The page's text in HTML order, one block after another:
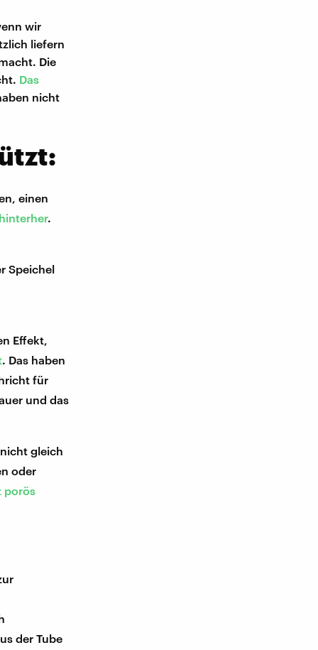
wir
liefern
Die
Das
nicht
einen
.
Speichel
Effekt,
. Das haben
für
und das
gleich
oder
porös
der Tube